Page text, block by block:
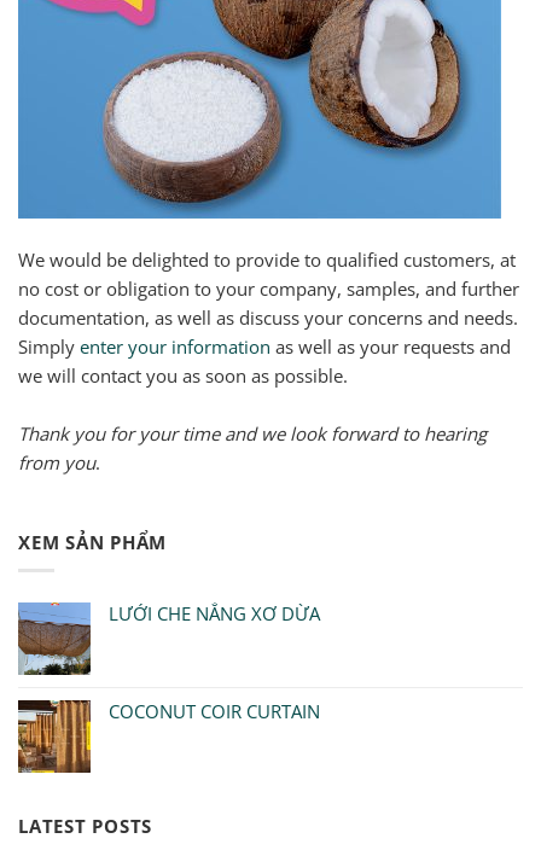
We would be delighted to provide to qualified customers, at
no cost or obligation to your company, samples, and further
documentation, as well as discuss your concerns and needs.
Simply enter your information as well as your requests and
we will contact you as soon as possible.
Thank you for your time and we look forward to hearing
from you.
XEM SẢN PHẨM
LƯỚI CHE NẮNG XƠ DỪA
COCONUT COIR CURTAIN
LATEST POSTS